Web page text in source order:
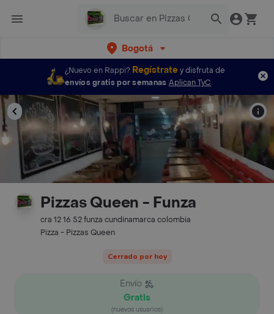
Bogotá
¿Nuevo en Rappi? Regístratey disfruta de
envíos gratis por semanas Aplican TyC
Pizzas Queen - Funza
cra 12 16 52 funza cundinamarca colombia
Pizza - Pizzas Queen
Cerrado por hoy
Envío
Gratis
(nuevos usuarios)